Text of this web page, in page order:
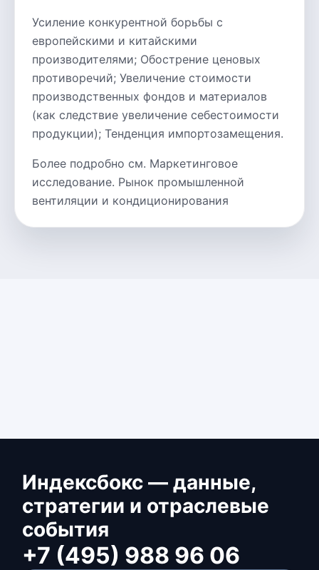
Усиление конкурентной борьбы с
европейскими и китайскими
производителями; Обострение ценовых
противоречий; Увеличение стоимости
производственных фондов и материалов
(как следствие увеличение себестоимости
продукции); Тенденция импортозамещения.
Более подробно см. Маркетинговое
исследование. Рынок промышленной
вентиляции и кондиционирования
Индексбокс — данные,
стратегии и отраслевые
события
+7 (495) 988 96 06